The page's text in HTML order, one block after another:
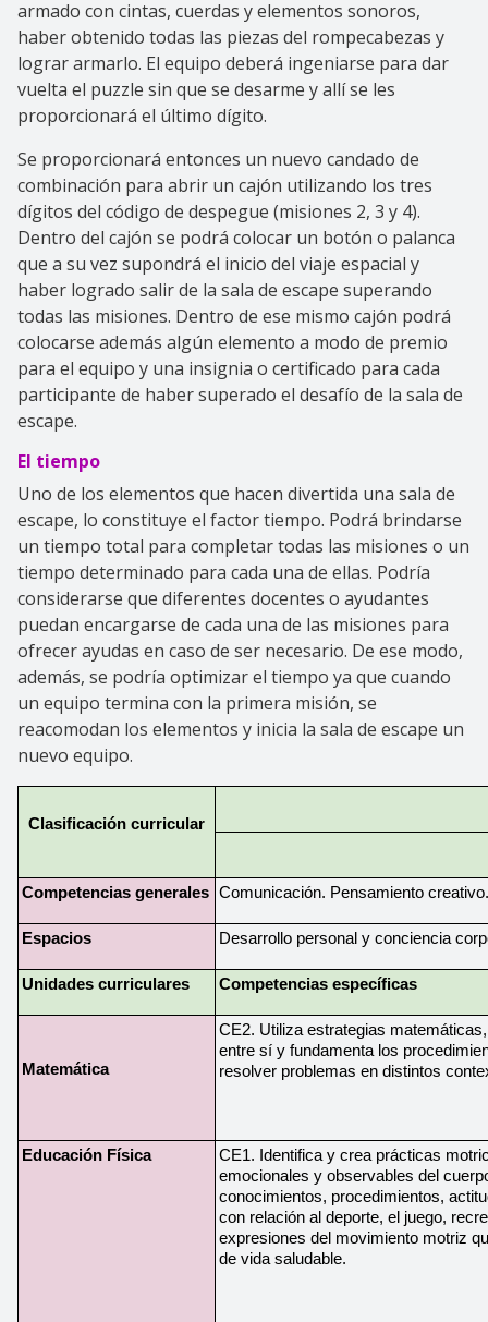
armado con cintas, cuerdas y elementos sonoros,
haber obtenido todas las piezas del rompecabezas y
lograr armarlo. El equipo deberá ingeniarse para dar
vuelta el puzzle sin que se desarme y allí se les
proporcionará el último dígito.
Se proporcionará entonces un nuevo candado de
combinación para abrir un cajón utilizando los tres
dígitos del código de despegue (misiones 2, 3 y 4).
Dentro del cajón se podrá colocar un botón o palanca
que a su vez supondrá el inicio del viaje espacial y
haber logrado salir de la sala de escape superando
todas las misiones. Dentro de ese mismo cajón podrá
colocarse además algún elemento a modo de premio
para el equipo y una insignia o certificado para cada
participante de haber superado el desafío de la sala de
escape.
El tiempo
Uno de los elementos que hacen divertida una sala de
escape, lo constituye el factor tiempo. Podrá brindarse
un tiempo total para completar todas las misiones o un
tiempo determinado para cada una de ellas. Podría
considerarse que diferentes docentes o ayudantes
puedan encargarse de cada una de las misiones para
ofrecer ayudas en caso de ser necesario. De ese modo,
además, se podría optimizar el tiempo ya que cuando
un equipo termina con la primera misión, se
reacomodan los elementos y inicia la sala de escape un
nuevo equipo.
Clasificación curricular
Competencias generales Comunicación. Pensamiento
Espacios Desarrollo personal y conciencia
Unidades curriculares Competencias específicas
Matemática
CE2. Utiliza estrategias
entre sí y fundamenta los
resolver problemas en distintos
Educación Física
CE1. Identifica y crea prácticas
emocionales y observables del
conocimientos, procedimientos,
con relación al deporte, el juego,
expresiones del movimiento motriz
de vida saludable.